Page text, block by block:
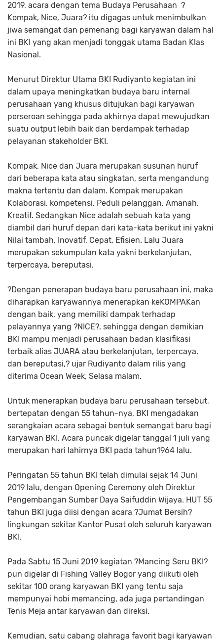
2019, acara dengan tema Budaya Perusahaan ?
Kompak, Nice, Juara? itu digagas untuk menimbulkan
jiwa semangat dan pemenang bagi karyawan dalam hal
ini BKI yang akan menjadi tonggak utama Badan Klas
Nasional.
Menurut Direktur Utama BKI Rudiyanto kegiatan ini
dalam upaya meningkatkan budaya baru internal
perusahaan yang khusus ditujukan bagi karyawan
perseroan sehingga pada akhirnya dapat mewujudkan
suatu output lebih baik dan berdampak terhadap
pelayanan stakeholder BKI.
Kompak, Nice dan Juara merupakan susunan huruf
dari beberapa kata atau singkatan, serta mengandung
makna tertentu dan dalam. Kompak merupakan
Kolaborasi, kompetensi, Peduli pelanggan, Amanah,
Kreatif. Sedangkan Nice adalah sebuah kata yang
diambil dari huruf depan dari kata-kata berikut ini yakni
Nilai tambah, Inovatif, Cepat, Efisien. Lalu Juara
merupakan sekumpulan kata yakni berkelanjutan,
terpercaya, bereputasi.
?Dengan penerapan budaya baru perusahaan ini, maka
diharapkan karyawannya menerapkan keKOMPAKan
dengan baik, yang memiliki dampak terhadap
pelayannya yang ?NICE?, sehingga dengan demikian
BKI mampu menjadi perusahaan badan klasifikasi
terbaik alias JUARA atau berkelanjutan, terpercaya,
dan bereputasi,? ujar Rudiyanto dalam rilis yang
diterima Ocean Week, Selasa malam.
Untuk menerapkan budaya baru perusahaan tersebut,
bertepatan dengan 55 tahun-nya, BKI mengadakan
serangkaian acara sebagai bentuk semangat baru bagi
karyawan BKI. Acara puncak digelar tanggal 1 juli yang
merupakan hari lahirnya BKI pada tahun1964 lalu.
Peringatan 55 tahun BKI telah dimulai sejak 14 Juni
2019 lalu, dengan Opening Ceremony oleh Direktur
Pengembangan Sumber Daya Saifuddin Wijaya. HUT 55
tahun BKI juga diisi dengan acara ?Jumat Bersih?
lingkungan sekitar Kantor Pusat oleh seluruh karyawan
BKI.
Pada Sabtu 15 Juni 2019 kegiatan ?Mancing Seru BKI?
pun digelar di Fishing Valley Bogor yang diikuti oleh
sekitar 100 orang karyawan BKI yang tentu saja
mempunyai hobi memancing, ada juga pertandingan
Tenis Meja antar karyawan dan direksi.
Kemudian, satu cabang olahraga favorit bagi karyawan